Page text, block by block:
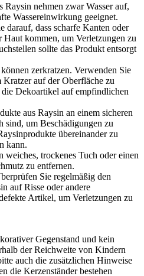
Raysin nehmen zwar Wasser auf,
Wassereinwirkung geeignet.
darauf, dass scharfe Kanten oder
kommen, um Verletzungen zu
sollte das Produkt entsorgt
zerkratzen. Verwenden Sie
auf der Oberfläche zu
Dekoartikel auf empfindlichen
aus Raysin an einem sicheren
sind, um Beschädigungen zu
übereinander zu
kann.
trockenes Tuch oder einen
zu entfernen.
Sie regelmäßig den
auf Risse oder andere
Artikel, um Verletzungen zu
Gegenstand und kein
der Reichweite von Kindern
auch die zusätzlichen Hinweise
die Kerzenständer bestehen